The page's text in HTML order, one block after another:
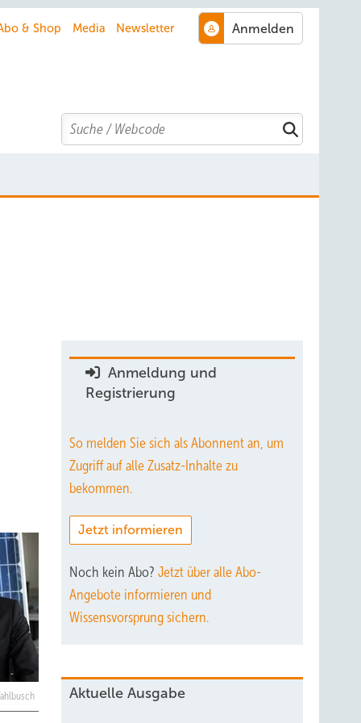
& Shop Media Newsletter
Search
Anmeldung und
Registrierung
So melden Sie sich als Abonnent an, um
Zugriff auf alle Zusatz-Inhalte zu
bekommen.
Jetzt informieren
Noch kein Abo? Jetzt über alle Abo-
Angebote informieren und
Wissensvorsprung sichern.
Aktuelle Ausgabe